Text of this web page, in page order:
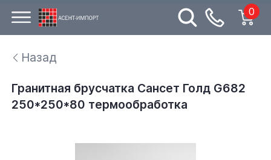
0
Назад
Гранитная брусчатка Сансет Голд G682
250*250*80 термообработка